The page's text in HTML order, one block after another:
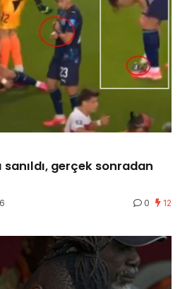
gerçek sonradan
0 12